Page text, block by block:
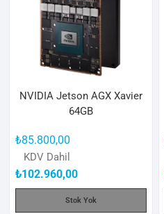
NVIDIA Jetson AGX Xavier
64GB
₺85.800,00
KDV Dahil
₺102.960,00
Stok Yok